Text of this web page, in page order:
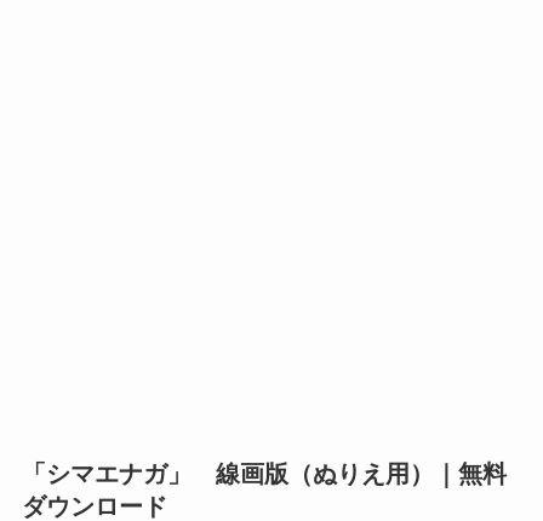
「シマエナガ」 線画版（ぬりえ用）｜無料
ダウンロード